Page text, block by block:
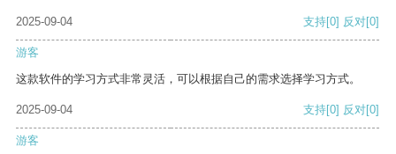
2025-09-04 支持[0] 反对[0]
游客
这款软件的学习方式非常灵活，可以根据自己的需求选择学习方式。
2025-09-04 支持[0] 反对[0]
游客